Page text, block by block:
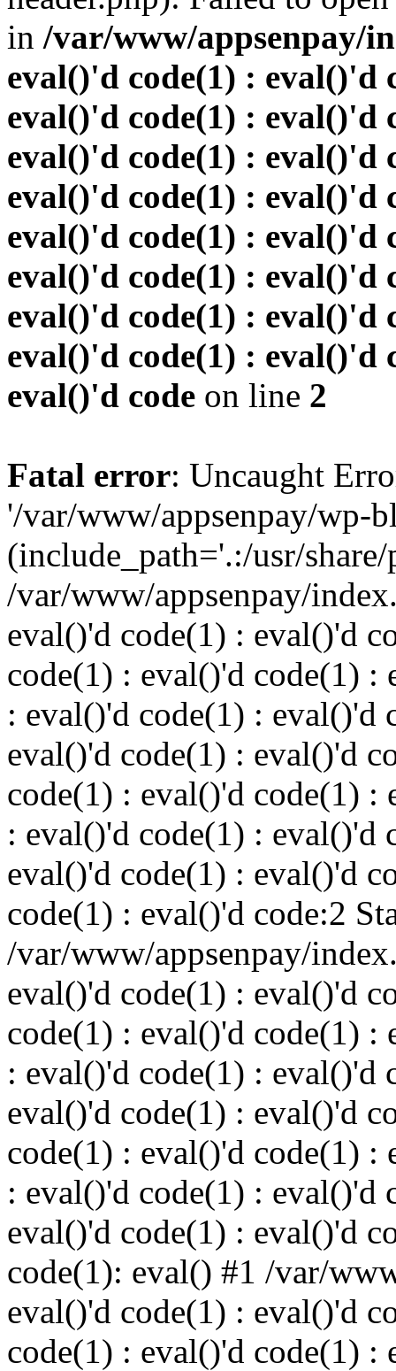
in /var/www/appsenpay/
eval()'d code(1) : eval()'d
eval()'d code(1) : eval()'d
eval()'d code(1) : eval()'d
eval()'d code(1) : eval()'d
eval()'d code(1) : eval()'d
eval()'d code(1) : eval()'d
eval()'d code(1) : eval()'d
eval()'d code(1) : eval()'d
eval()'d code on line 2
Fatal error: Uncaught
'/var/www/appsenpay/wp-
(include_path='.:/usr/
/var/www/appsenpay/
eval()'d code(1) : eval()'d
code(1) : eval()'d code(1) :
: eval()'d code(1) : eval()'d
eval()'d code(1) : eval()'d
code(1) : eval()'d code(1) :
: eval()'d code(1) : eval()'d
eval()'d code(1) : eval()'d
code(1) : eval()'d code:2
/var/www/appsenpay/
eval()'d code(1) : eval()'d
code(1) : eval()'d code(1) :
: eval()'d code(1) : eval()'d
eval()'d code(1) : eval()'d
code(1) : eval()'d code(1) :
: eval()'d code(1) : eval()'d
eval()'d code(1) : eval()'d
code(1): eval() #1 /var/
eval()'d code(1) : eval()'d
code(1) : eval()'d code(1) :